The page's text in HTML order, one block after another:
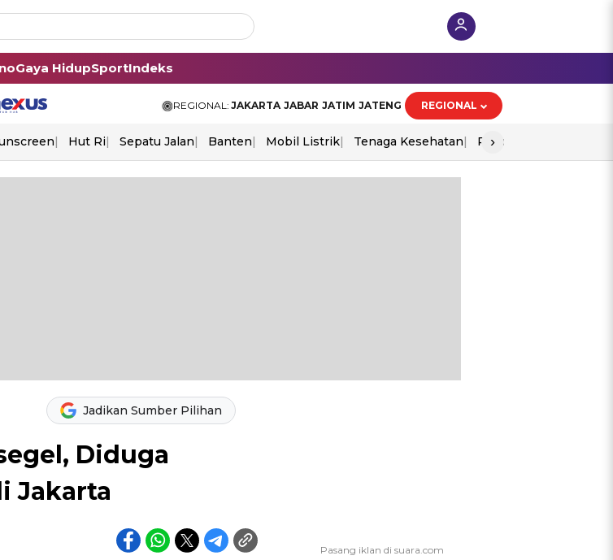
Gaya HidupSportIndeks
REGIONAL: JAKARTA JABAR JATIM JATENG REGIONAL
Hut Ri Sepatu Jalan Banten Mobil Listrik Tenaga Kesehatan Piala Aff 2026
›
Jadikan Sumber Pilihan
Diduga
Jakarta